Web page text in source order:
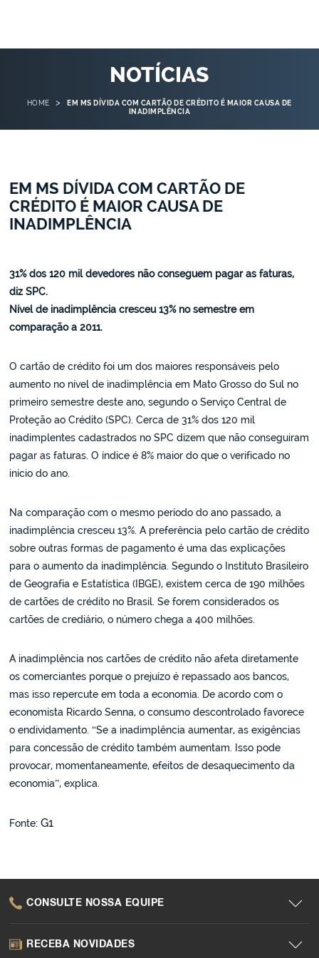
NOTÍCIAS
HOME >
EM MS DÍVIDA COM CARTÃO DE CRÉDITO É MAIOR CAUSA DE
INADIMPLÊNCIA
EM MS DÍVIDA COM CARTÃO DE
CRÉDITO É MAIOR CAUSA DE
INADIMPLÊNCIA
31% dos 120 mil devedores não conseguem pagar as faturas,
diz SPC.
Nível de inadimplência cresceu 13% no semestre em
comparação a 2011.
O cartão de crédito foi um dos maiores responsáveis pelo
aumento no nível de inadimplência em Mato Grosso do Sul no
primeiro semestre deste ano, segundo o Serviço Central de
Proteção ao Crédito (SPC). Cerca de 31% dos 120 mil
inadimplentes cadastrados no SPC dizem que não conseguiram
pagar as faturas. O índice é 8% maior do que o verificado no
início do ano.
Na comparação com o mesmo período do ano passado, a
inadimplência cresceu 13%. A preferência pelo cartão de crédito
sobre outras formas de pagamento é uma das explicações
para o aumento da inadimplência. Segundo o Instituto Brasileiro
de Geografia e Estatística (IBGE), existem cerca de 190 milhões
de cartões de crédito no Brasil. Se forem considerados os
cartões de crediário, o número chega a 400 milhões.
A inadimplência nos cartões de crédito não afeta diretamente
os comerciantes porque o prejuízo é repassado aos bancos,
mas isso repercute em toda a economia. De acordo com o
economista Ricardo Senna, o consumo descontrolado favorece
o endividamento. “Se a inadimplência aumentar, as exigências
para concessão de crédito também aumentam. Isso pode
provocar, momentaneamente, efeitos de desaquecimento da
economia”, explica.
Fonte:G1
CONSULTE NOSSA EQUIPE
RECEBA NOVIDADES